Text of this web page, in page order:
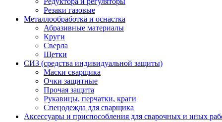
Резаки газовые
Металлообработка и оснастка
Абразивные материалы
Круги
Сверла
Щетки
СИЗ (средства индивидуальной защиты)
Маски сварщика
Очки защитные
Прочая защита
Рукавицы, перчатки, краги
Спецодежда для сварщика
Аксессуары и приспособления для сварочных и иных